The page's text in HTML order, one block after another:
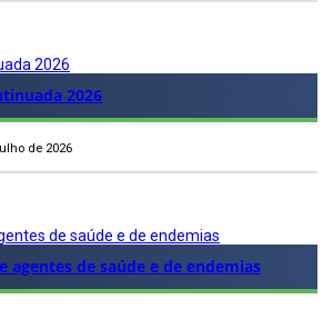
2026
2026
de 2026
de saúde e de endemias
agentes de saúde e de endemias